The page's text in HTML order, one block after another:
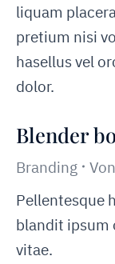
liquam
pretium nisi
hasellus vel
dolor.
Blender
Branding Von
Pellentesque
blandit ipsum
vitae.